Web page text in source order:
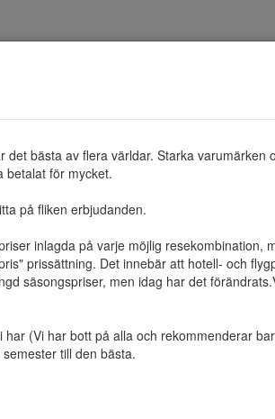
bästa av flera världar. Starka varumärken
betalat för mycket.
på fliken erbjudanden.
inlagda på varje möjlig resekombination,
prissättning. Det innebär att hotell- och
säsongspriser, men idag har det
(Vi har bott på alla och rekommenderar
till den bästa.